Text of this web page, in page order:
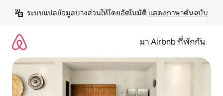
เนื้อหา
ระบบแปลข้อมูลบางส่วนให้โดยอัตโนมัติ แสดงภาษาต้นฉบับ
มา Airbnb ที่พักกัน